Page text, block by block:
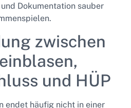
Dokumentation sauber
zwischen
und HÜP
endet häufig nicht in einer